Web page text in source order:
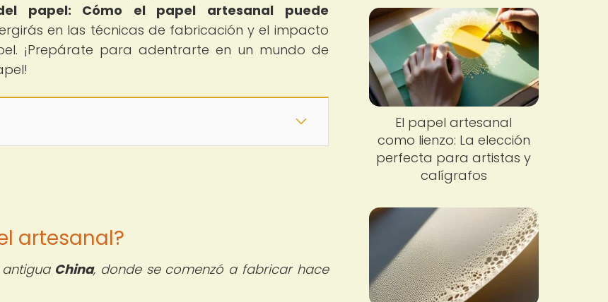
papel: Cómo el papel artesanal puede
en las técnicas de fabricación y el impacto
¡Prepárate para adentrarte en un mundo de
artesanal?
China, donde se comenzó a fabricar hace
El papel artesanal
como lienzo: La elección
perfecta para artistas y
calígrafos